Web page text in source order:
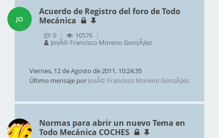
JO
Acuerdo de Registro del foro de Todo
Mecánica
0
10576
JosÃ© Francisco Moreno GonzÃ¡lez
Viernes, 12 de Agosto de 2011, 10:24:35
Último mensaje por JosÃ© Francisco Moreno GonzÃ¡lez
Normas para abrir un nuevo Tema en
Todo Mecánica COCHES